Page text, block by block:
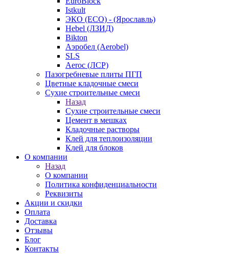
Istkult
ЭКО (ECO) - (Ярославль)
Hebel (ЛЗИД)
Bikton
Аэробел (Aerobel)
SLS
Aeroc (ЛСР)
Пазогребневые плиты ПГП
Цветные кладочные смеси
Сухие строительные смеси
Назад
Сухие строительные смеси
Цемент в мешках
Кладочные растворы
Клей для теплоизоляции
Клей для блоков
О компании
Назад
О компании
Политика конфиденциальности
Реквизиты
Акции и скидки
Оплата
Доставка
Отзывы
Блог
Контакты